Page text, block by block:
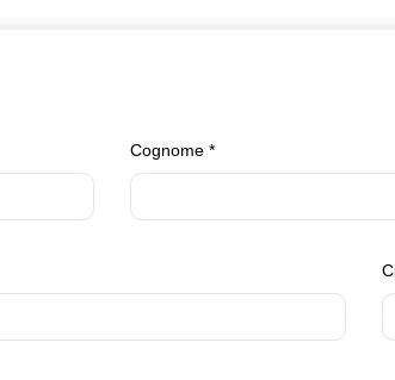
Cognome *